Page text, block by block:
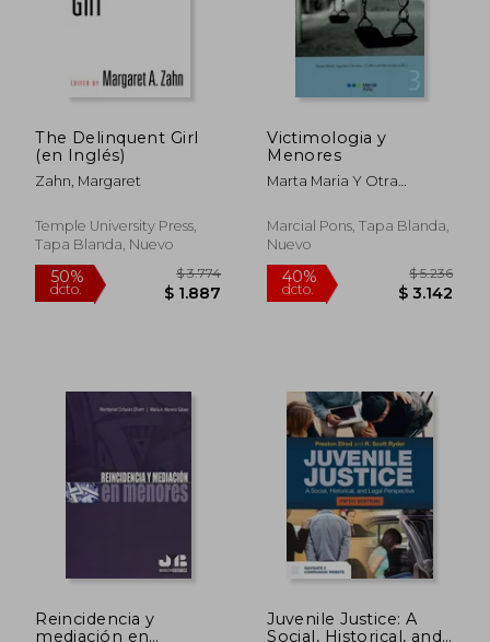
dcto. $ 9.180
40%
dcto.
The Delinquent Girl
(en Inglés)
Zahn, Margaret
Temple University Press,
Tapa Blanda, Nuevo
Victimologia y
Menores
Marta Maria Y Otra
Marcial Pons, Tapa Blanda,
Nuevo
Reincidencia y
mediación en
Juvenile Justice: A
Social, Historical, and